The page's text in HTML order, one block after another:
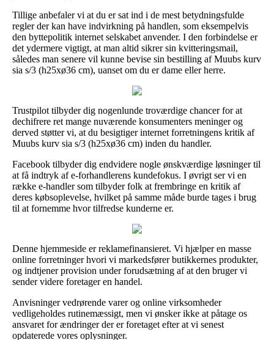
Tillige anbefaler vi at du er sat ind i de mest betydningsfulde
regler der kan have indvirkning på handlen, som eksempelvis
den byttepolitik internet selskabet anvender. I den forbindelse er
det ydermere vigtigt, at man altid sikrer sin kvitteringsmail,
således man senere vil kunne bevise sin bestilling af Muubs kurv
sia s/3 (h25xø36 cm), uanset om du er dame eller herre.
Trustpilot tilbyder dig nogenlunde troværdige chancer for at
dechifrere ret mange nuværende konsumenters meninger og
derved støtter vi, at du besigtiger internet forretningens kritik af
Muubs kurv sia s/3 (h25xø36 cm) inden du handler.
Facebook tilbyder dig endvidere nogle ønskværdige løsninger til
at få indtryk af e-forhandlerens kundefokus. I øvrigt ser vi en
række e-handler som tilbyder folk at frembringe en kritik af
deres købsoplevelse, hvilket på samme måde burde tages i brug
til at fornemme hvor tilfredse kunderne er.
Denne hjemmeside er reklamefinansieret. Vi hjælper en masse
online forretninger hvori vi markedsfører butikkernes produkter,
og indtjener provision under forudsætning af at den bruger vi
sender videre foretager en handel.
Anvisninger vedrørende varer og online virksomheder
vedligeholdes rutinemæssigt, men vi ønsker ikke at påtage os
ansvaret for ændringer der er foretaget efter at vi senest
opdaterede vores oplysninger.